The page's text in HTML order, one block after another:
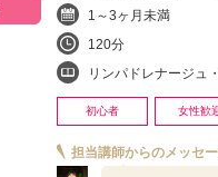
1～3ヶ月未満
120分
リンパドレナージュ・リンパマッサージ
初心者 女性歓
担当講師からのメッセ